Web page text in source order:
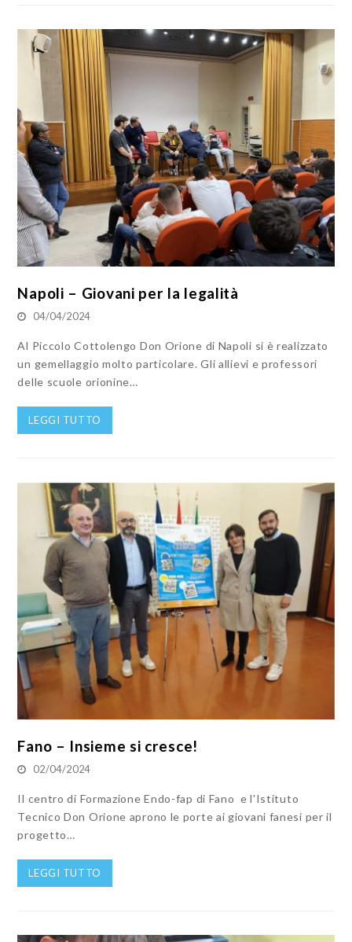
Napoli – Giovani per la legalità
04/04/2024
Al Piccolo Cottolengo Don Orione di Napoli si è realizzato
un gemellaggio molto particolare. Gli allievi e professori
delle scuole orionine…
LEGGI TUTTO
Fano – Insieme si cresce!
02/04/2024
Il centro di Formazione Endo-fap di Fano e l'Istituto
Tecnico Don Orione aprono le porte ai giovani fanesi per il
progetto…
LEGGI TUTTO